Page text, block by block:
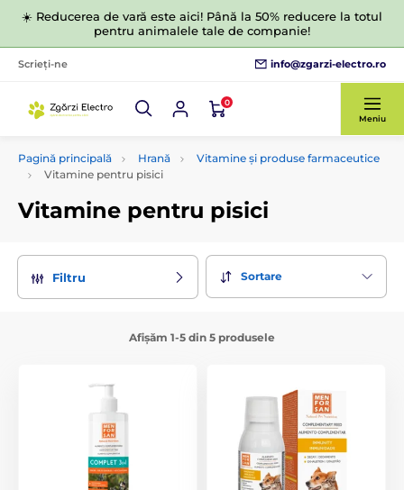
☀️ Reducerea de vară este aici! Până la 50% reducere la totul
pentru animalele tale de companie!
Scrieți-ne info@zgarzi-electro.ro
0
Meniu
Pagină principală Hrană
Vitamine și produse farmaceutice
Vitamine pentru pisici
Vitamine pentru pisici
Filtru Sortare
Afișăm 1-5 din 5 produsele